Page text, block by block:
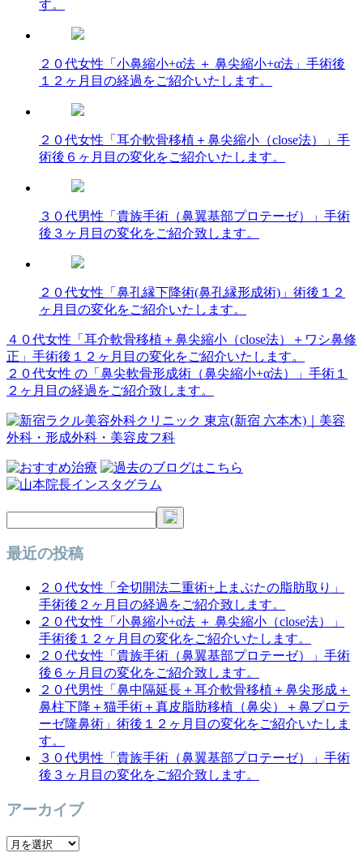
す。
２０代女性「小鼻縮小+α法 ＋ 鼻尖縮小+α法」手術後
１２ヶ月目の経過をご紹介いたします。
２０代女性「耳介軟骨移植＋鼻尖縮小（close法）」手
術後６ヶ月目の変化をご紹介いたします。
３０代男性「貴族手術（鼻翼基部プロテーゼ）」手術
後３ヶ月目の変化をご紹介致します。
２０代女性「鼻孔縁下降術(鼻孔縁形成術)」術後１２
ヶ月目の変化をご紹介いたします。
投
稿
ナ
ビ
ゲ
ー
ョ
ン
４０代女性「耳介軟骨移植＋鼻尖縮小（close法）＋ワシ鼻修
正」手術後１２ヶ月目の変化をご紹介いたします。
２０代女性 の「鼻尖軟骨形成術（鼻尖縮小+α法）」手術１
２ヶ月目の経過をご紹介致します。
最近の投稿
２０代女性「全切開法二重術+上まぶたの脂肪取り」
手術後２ヶ月目の経過をご紹介致します。
２０代女性「小鼻縮小+α法 ＋ 鼻尖縮小（close法）」
手術後１２ヶ月目の変化をご紹介いたします。
２０代女性「貴族手術（鼻翼基部プロテーゼ）」手術
後６ヶ月目の変化をご紹介致します。
２０代男性「鼻中隔延長＋耳介軟骨移植＋鼻尖形成＋
鼻柱下降＋猫手術＋真皮脂肪移植（鼻尖）＋鼻プロテ
ーゼ隆鼻術」術後１２ヶ月目の変化をご紹介いたしま
す。
３０代男性「貴族手術（鼻翼基部プロテーゼ）」手術
後３ヶ月目の変化をご紹介致します。
アーカイブ
ア